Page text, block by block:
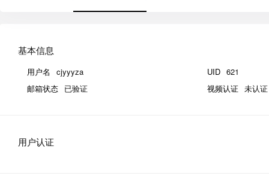
基本信息
用户名 cjyyyza UID 621
邮箱状态 已验证 视频认证 未认证
用户认证